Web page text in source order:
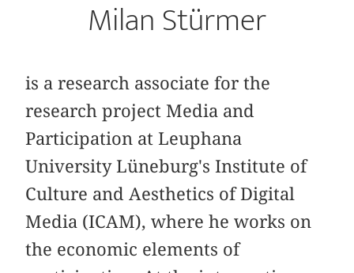
Milan Stürmer
is a research associate for the
research project Media and
Participation at Leuphana
University Lüneburg's Institute of
Culture and Aesthetics of Digital
Media (ICAM), where he works on
the economic elements of